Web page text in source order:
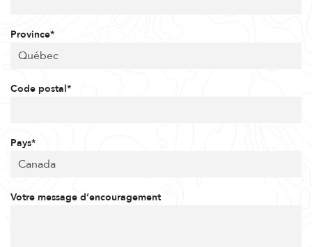
Province*
Code postal*
Pays*
Votre message d’encouragement